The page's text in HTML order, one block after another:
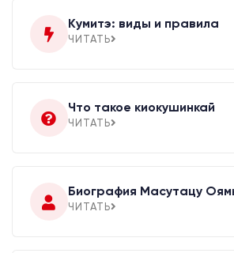
Кумитэ: виды и правила
ЧИТАТЬ
Что такое киокушинкай
ЧИТАТЬ
Биография Масутацу
ЧИТАТЬ